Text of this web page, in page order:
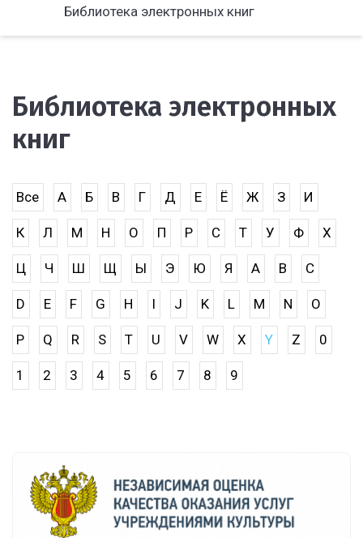
Библиотека электронных книг
Библиотека электронных
книг
Все А Б В Г Д Е Ё Ж З И
К Л М Н О П Р С Т У Ф Х
Ц Ч Ш Щ Ы Э Ю Я A B C
D E F G H I J K L M N O
P Q R S T U V W X Y Z 0
1 2 3 4 5 6 7 8 9